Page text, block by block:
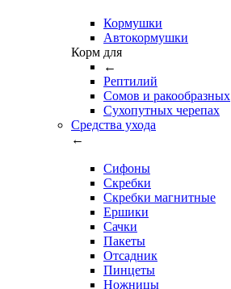
Кормушки
Автокормушки
Корм для
←
Рептилий
Сомов и ракообразных
Сухопутных черепах
Средства ухода
←
Сифоны
Скребки
Скребки магнитные
Ершики
Сачки
Пакеты
Отсадник
Пинцеты
Ножницы